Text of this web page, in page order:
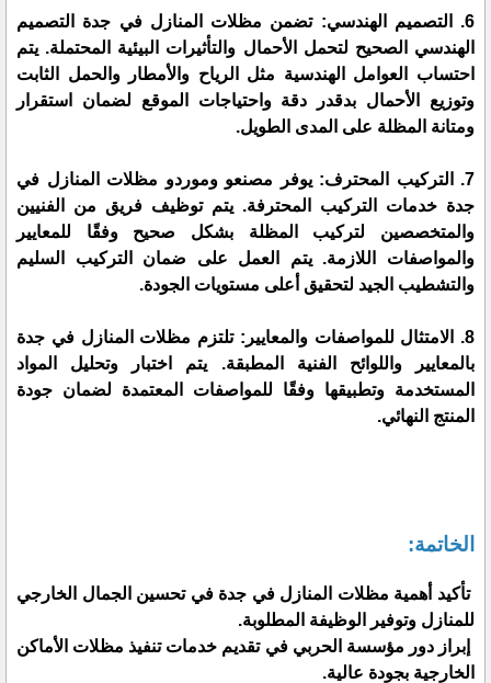
6. التصميم الهندسي: تضمن مظلات المنازل في جدة التصميم
الهندسي الصحيح لتحمل الأحمال والتأثيرات البيئية المحتملة. يتم
احتساب العوامل الهندسية مثل الرياح والأمطار والحمل الثابت
وتوزيع الأحمال بدقدر دقة واحتياجات الموقع لضمان استقرار
ومتانة المظلة على المدى الطويل.
7. التركيب المحترف: يوفر مصنعو وموردو مظلات المنازل في
جدة خدمات التركيب المحترفة. يتم توظيف فريق من الفنيين
والمتخصصين لتركيب المظلة بشكل صحيح وفقًا للمعايير
والمواصفات اللازمة. يتم العمل على ضمان التركيب السليم
والتشطيب الجيد لتحقيق أعلى مستويات الجودة.
8. الامتثال للمواصفات والمعايير: تلتزم مظلات المنازل في جدة
بالمعايير واللوائح الفنية المطبقة. يتم اختبار وتحليل المواد
المستخدمة وتطبيقها وفقًا للمواصفات المعتمدة لضمان جودة
المنتج النهائي.
الخاتمة:
تأكيد أهمية مظلات المنازل في جدة في تحسين الجمال الخارجي
للمنازل وتوفير الوظيفة المطلوبة.
إبراز دور مؤسسة الحربي في تقديم خدمات تنفيذ مظلات الأماكن
الخارجية بجودة عالية.